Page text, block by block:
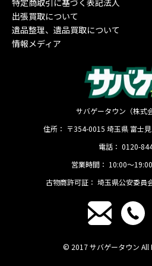
特定商取引に基づく表記法人
出張買取について
遺品整理、遺品買取について
情報メディア
サバゲータウン（株式
住所： 〒354-0015 埼玉県 富士
電話： 0120-
営業時間： 10:00〜
古物商許可証： 埼玉県公安委員
© 2017 サバゲータウン All